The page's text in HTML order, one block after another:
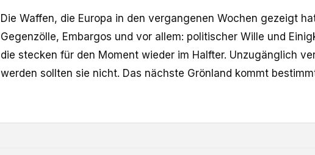
Die Waffen, die Europa in den vergangenen Wochen gezeigt
Gegenzölle, Embargos und vor allem: politischer Wille und
die stecken für den Moment wieder im Halfter. Unzugänglich
werden sollten sie nicht. Das nächste Grönland kommt